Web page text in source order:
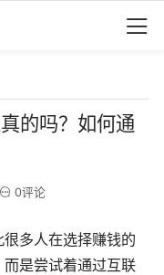
的吗？如何通
0评论
多人在选择赚钱的
是尝试着通过互联